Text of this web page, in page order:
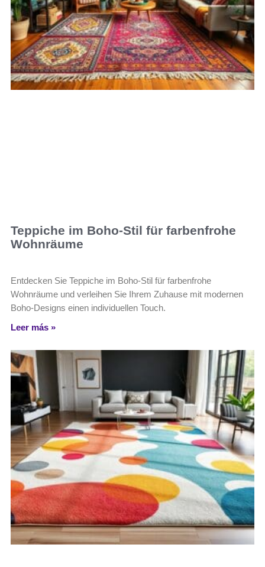
Teppiche im Boho-Stil für farbenfrohe
Wohnräume
Entdecken Sie Teppiche im Boho-Stil für farbenfrohe
Wohnräume und verleihen Sie Ihrem Zuhause mit modernen
Boho-Designs einen individuellen Touch.
Leer más »